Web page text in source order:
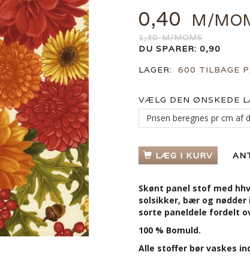
0,40 M/
1,30M/MOMS
DU SPARER: 0,90
LAGER:
600 TILBAGE
VÆLG DEN ØNSKEDE
LÆG I KURV
Skønt panel stof med
solsikker, bær og nødder
sorte paneldele fordelt
100 % Bomuld.
Alle stoffer bør vaskes